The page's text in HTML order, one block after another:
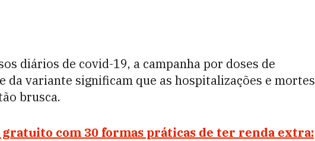
diários de covid-19, a campanha por doses de
da variante significam que as hospitalizações e mortes
brusca.
gratuito com 30 formas práticas de ter renda extra: